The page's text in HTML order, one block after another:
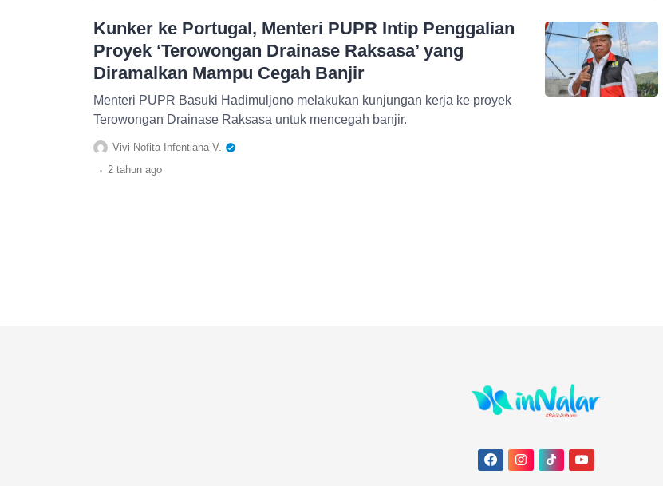
Kunker ke Portugal, Menteri PUPR Intip Penggalian
Proyek ‘Terowongan Drainase Raksasa’ yang
Diramalkan Mampu Cegah Banjir
Menteri PUPR Basuki Hadimuljono melakukan kunjungan kerja ke proyek
Terowongan Drainase Raksasa untuk mencegah banjir.
Vivi Nofita Infentiana V.
. 2 tahun ago